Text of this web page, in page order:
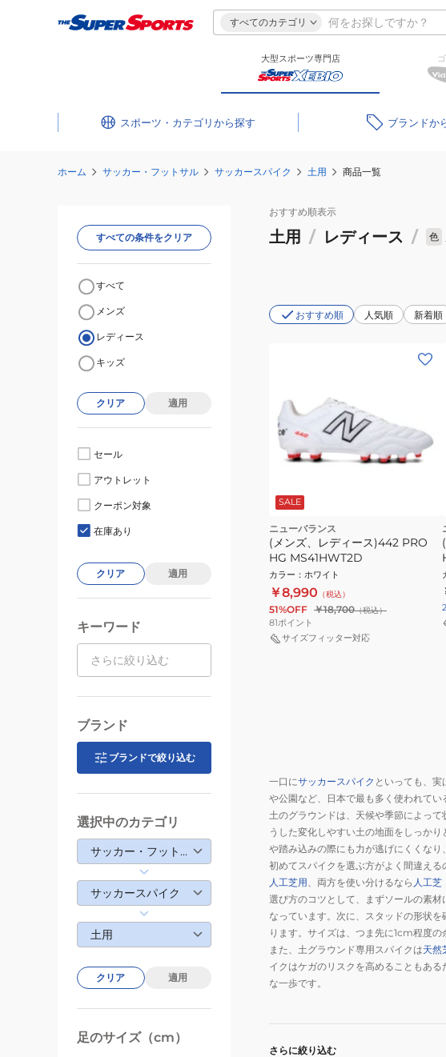
すべてのカテゴリ
大型スポーツ専門店
スポーツ・カテゴリ ブランド
ホーム サッカー・フットサル サッカースパイク 土用 商品一覧
おすすめ順表示
土用 / レディース / 色
おすすめ順 人気順 新着順
SALE
ニューバランス
(メンズ、レディース)442 PRO
HG MS41HWT2D
カラー ： ホワイト
￥8,990 （税込）
51%OFF ￥18,700（税込）
81ポイント
サイズフィッター対応
一口にサッカースパイク といっても、
や公園など、日本で最も多く使われてい
土のグラウンドは、天候や季節によっ
うした変化しやすい土の地面をしっか
や踏み込みの際にも力が逃げにくくなり
初めてスパイクを選ぶ方がよく間違え
人工芝用 、両方を使い分けるなら 人工芝
選び方のコツとして、まずソールの素
なっています。次に、スタッドの形状
ります。サイズは、つま先に1cm程度
また、土グラウンド専用スパイクは天然
イクはケガのリスクを高めることもあ
な一歩です。
さらに絞り込む
すべての条件をクリア
すべて
メンズ
レディース
キッズ
クリア 適用
セール
アウトレット
クーポン対象
在庫あり
クリア 適用
キーワード
ブランド
ブランドで絞り込む
選択中のカテゴリ
サッカー・フットサル
サッカースパイク
土用
クリア 適用
足のサイズ（cm）